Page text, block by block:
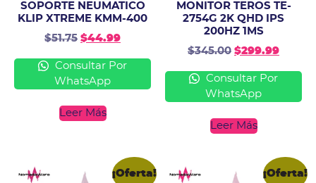
SOPORTE NEUMATICO
KLIP XTREME KMM-400
$51.75 $44.99
Consultar Por
WhatsApp
Leer Más
MONITOR TEROS TE-
2754G 2K QHD IPS
200HZ 1MS
$345.00 $299.99
Consultar Por
WhatsApp
Leer Más
¡Oferta! ¡Oferta!